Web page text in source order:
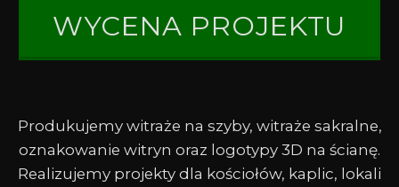
WYCENA PROJEKTU
Produkujemy witraże na szyby, witraże sakralne,
oznakowanie witryn oraz logotypy 3D na ścianę.
Realizujemy projekty dla kościołów, kaplic, lokali